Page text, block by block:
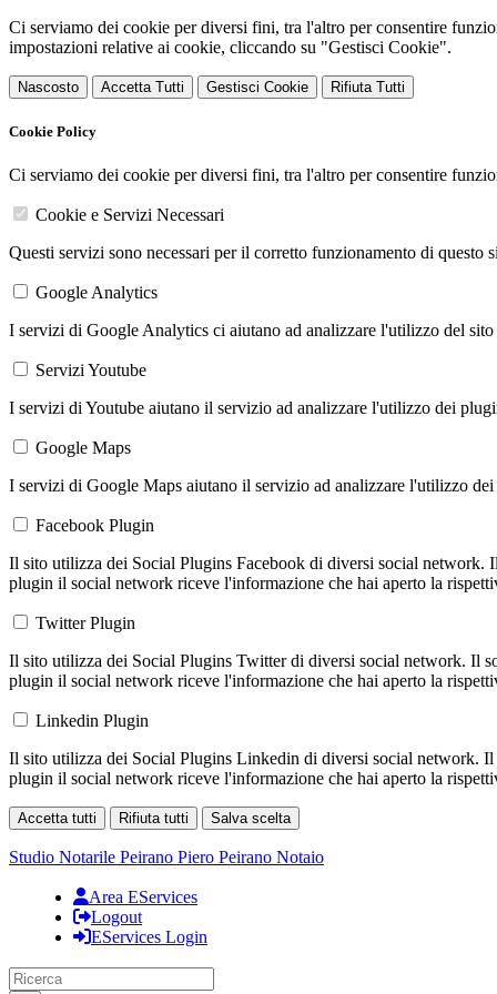
Ci serviamo dei cookie per diversi fini, tra l'altro per consentire
impostazioni relative ai cookie, cliccando su "Gestisci Cookie".
Nascosto Accetta Tutti Gestisci Cookie Rifiuta Tutti
Cookie Policy
Ci serviamo dei cookie per diversi fini, tra l'altro per consentire
Cookie e Servizi Necessari
Questi servizi sono necessari per il corretto funzionamento di questo
Google Analytics
I servizi di Google Analytics ci aiutano ad analizzare l'utilizzo del
Servizi Youtube
I servizi di Youtube aiutano il servizio ad analizzare l'utilizzo dei
Google Maps
I servizi di Google Maps aiutano il servizio ad analizzare l'utilizzo
Facebook Plugin
Il sito utilizza dei Social Plugins Facebook di diversi social network.
plugin il social network riceve l'informazione che hai aperto la
Twitter Plugin
Il sito utilizza dei Social Plugins Twitter di diversi social network. Il
plugin il social network riceve l'informazione che hai aperto la
Linkedin Plugin
Il sito utilizza dei Social Plugins Linkedin di diversi social network.
plugin il social network riceve l'informazione che hai aperto la
Accetta tutti Rifiuta tutti Salva scelta
Studio Notarile Peirano Piero Peirano Notaio
Area EServices
Logout
EServices Login